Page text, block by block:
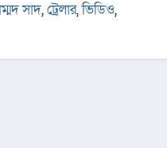
সাদ,ট্রেলার,ভিডিও,